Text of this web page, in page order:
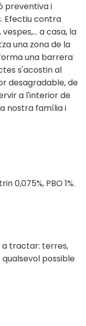
preventiva i
Efectiu contra
a casa, la
una zona de la
una barrera
s'acostin al
desagradable, de
a l'interior de
nostra família i
0,075%, PBO 1%.
a tractar: terres,
possible